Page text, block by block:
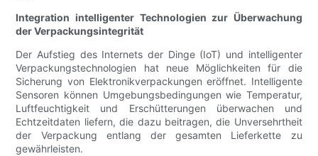
Integration intelligenter Technologien zur Überwachung
der Verpackungsintegrität
Der Aufstieg des Internets der Dinge (IoT) und intelligenter
Verpackungstechnologien hat neue Möglichkeiten für die
Sicherung von Elektronikverpackungen eröffnet. Intelligente
Sensoren können Umgebungsbedingungen wie Temperatur,
Luftfeuchtigkeit und Erschütterungen überwachen und
Echtzeitdaten liefern, die dazu beitragen, die Unversehrtheit
der Verpackung entlang der gesamten Lieferkette zu
gewährleisten.